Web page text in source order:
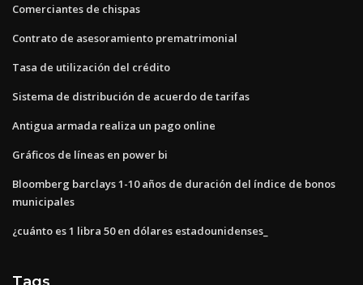
Comerciantes de chispas
Contrato de asesoramiento prematrimonial
Tasa de utilización del crédito
Sistema de distribución de acuerdo de tarifas
Antigua armada realiza un pago online
Gráficos de líneas en power bi
Bloomberg barclays 1-10 años de duración del índice de bonos
municipales
¿cuánto es 1 libra 50 en dólares estadounidenses_
Tags